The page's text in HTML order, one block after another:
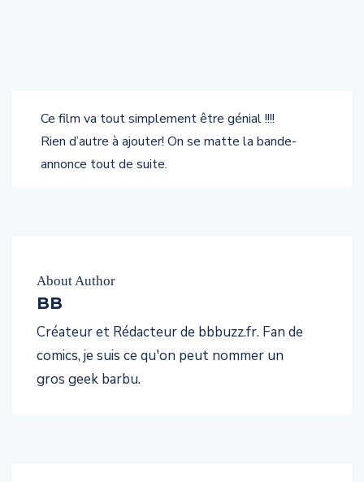
Ce film va tout simplement être génial !!!!
Rien d’autre à ajouter! On se matte la bande-
annonce tout de suite.
About Author
BB
Créateur et Rédacteur de bbbuzz.fr. Fan de
comics, je suis ce qu'on peut nommer un
gros geek barbu.